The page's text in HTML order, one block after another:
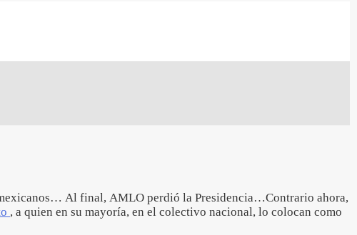
Al final, AMLO perdió la Presidencia…Contrario ahora,
, a quien en su mayoría, en el colectivo nacional, lo colocan como